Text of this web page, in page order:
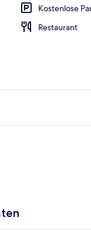
Kostenlose
Restaurant